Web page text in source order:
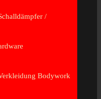
/
Bodywork